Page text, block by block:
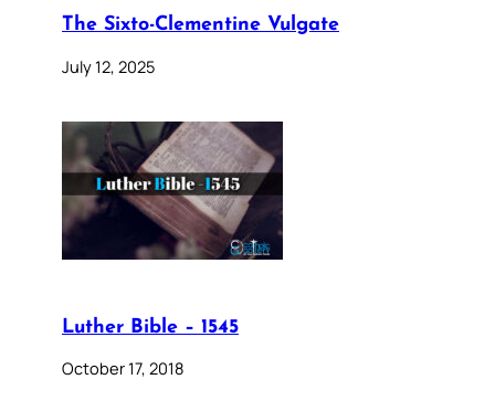
The Sixto-Clementine Vulgate
July 12, 2025
Luther Bible – 1545
October 17, 2018